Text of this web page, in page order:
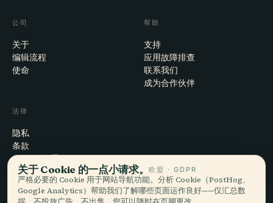
公司
关于
编辑流程
使命
帮助
支持
应用故障排查
联系我们
成为合作伙伴
法律
隐私
条款
Cookie 设置
注销账户
关于 Cookie 的一点小请求。欧盟 · GDPR
严格必要的 Cookie 用于网站导航功能。分析 Cookie（PostHog、
Google Analytics）帮助我们了解哪些页面运作良好——仅汇总数